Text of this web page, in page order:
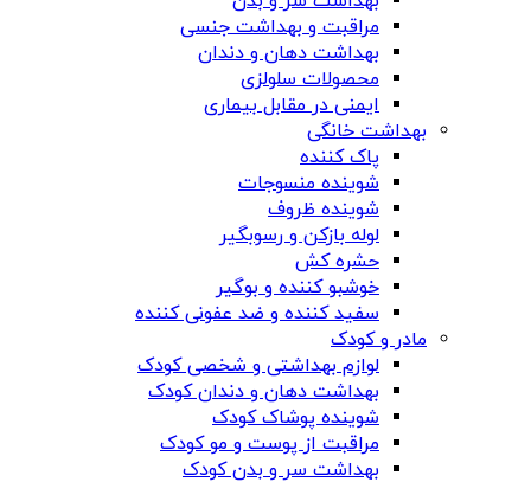
مراقبت و بهداشت جنسی
بهداشت دهان و دندان
محصولات سلولزی
ایمنی در مقابل بیماری
بهداشت خانگی
پاک کننده
شوینده منسوجات
شوینده ظروف
لوله بازکن و رسوبگیر
حشره کش
خوشبو کننده و بوگیر
سفید کننده و ضد عفونی کننده
مادر و کودک
لوازم بهداشتی و شخصی کودک
بهداشت دهان و دندان کودک
شوینده پوشاک کودک
مراقبت از پوست و مو کودک
بهداشت سر و بدن کودک